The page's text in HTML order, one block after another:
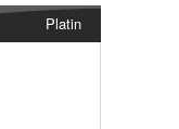
Platin